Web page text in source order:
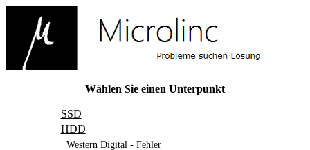
Wählen Sie einen Unterpunkt
SSD
HDD
Western Digital - Fehler